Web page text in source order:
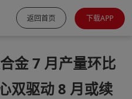
返回首页 下载APP
金 7 月产量环比
双驱动 8 月或续